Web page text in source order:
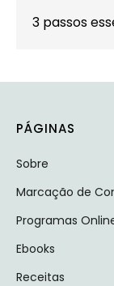
3 passos
PÁGINAS
Sobre
Marcação de
Programas
Ebooks
Receitas